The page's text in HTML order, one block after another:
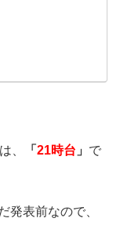
、 「 21時台 」 で
発表前なので、